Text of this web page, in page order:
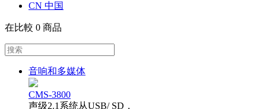
CN 中国
在比較 0 商品
音响和多媒体
CMS-3800
声级2.1系统从USB/ SD，